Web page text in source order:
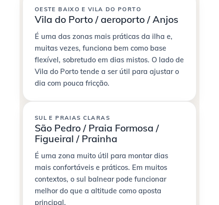
OESTE BAIXO E VILA DO PORTO
Vila do Porto / aeroporto / Anjos
É uma das zonas mais práticas da ilha e,
muitas vezes, funciona bem como base
flexível, sobretudo em dias mistos. O lado de
Vila do Porto tende a ser útil para ajustar o
dia com pouca fricção.
SUL E PRAIAS CLARAS
São Pedro / Praia Formosa /
Figueiral / Prainha
É uma zona muito útil para montar dias
mais confortáveis e práticos. Em muitos
contextos, o sul balnear pode funcionar
melhor do que a altitude como aposta
principal.